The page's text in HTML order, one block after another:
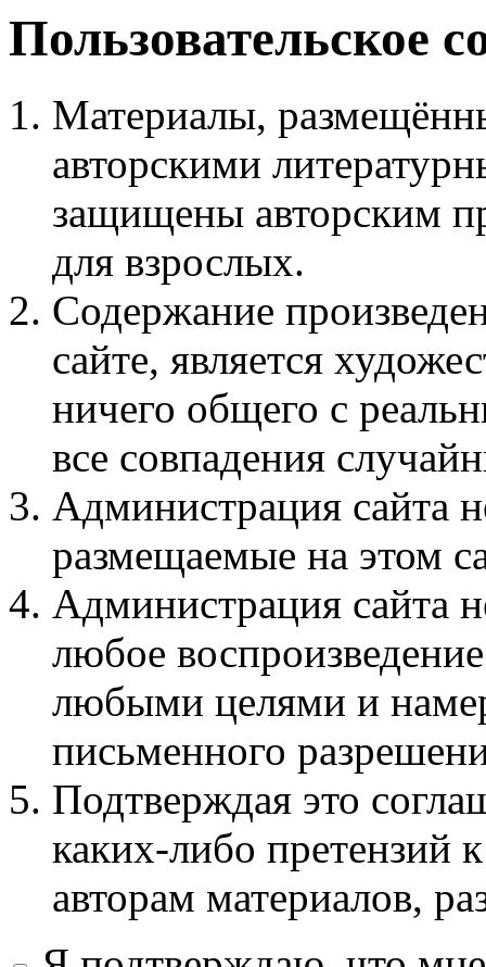
Пользовательское
Материалы,
авторскими
защищены авторским
для взрослых.
Содержание
сайте, является
ничего общего с
все совпадения
Администрация сайта
размещаемые на этом
Администрация сайта
любое
любыми целями и
письменного
Подтверждая это
каких-либо претензий
авторам материалов,